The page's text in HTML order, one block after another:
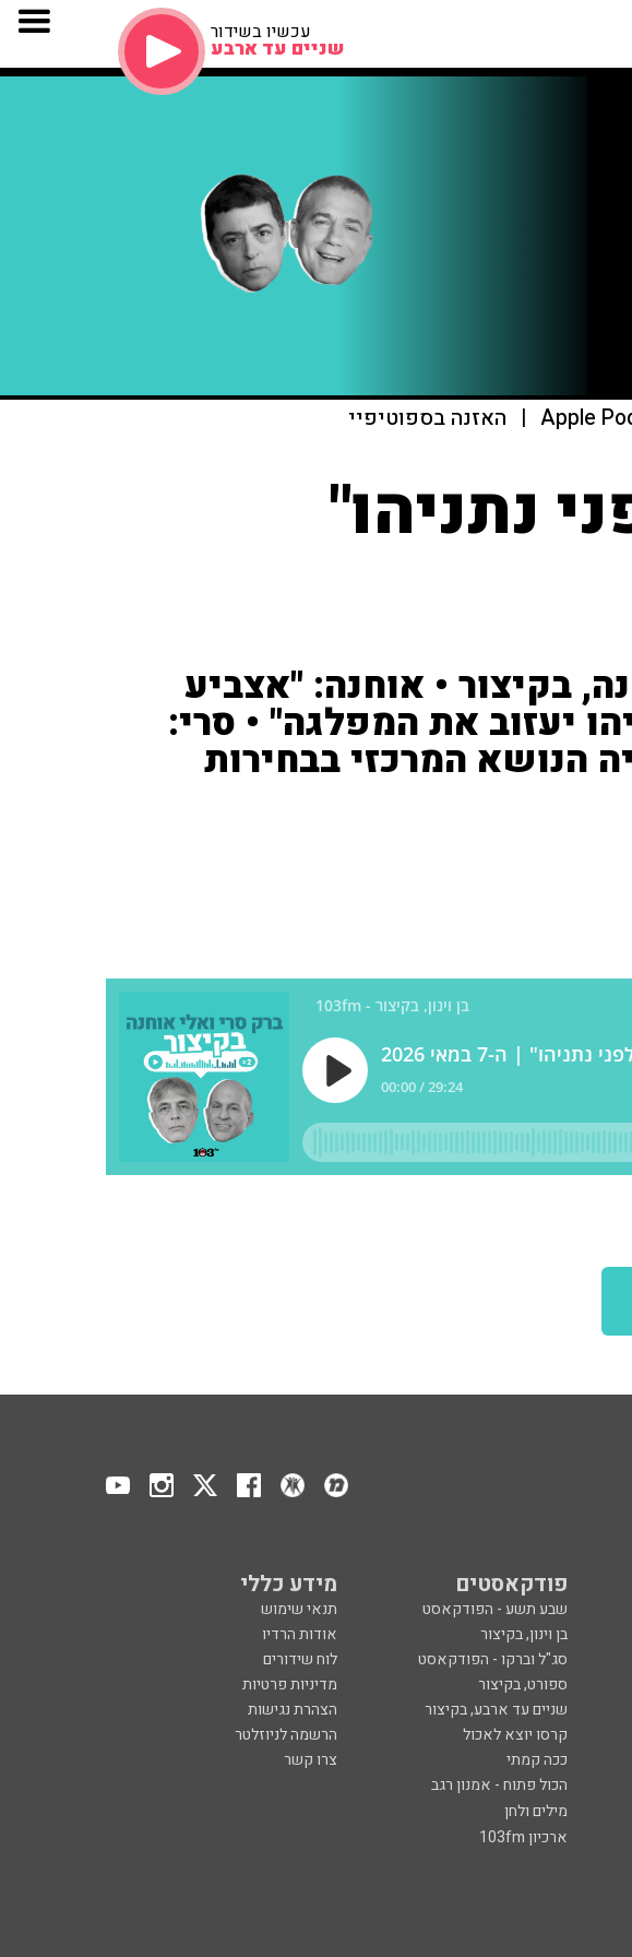
עכשיו בשידור
שניים עד ארבע
| האזנה בספוטיפיי
נתניהו"
בקיצור • אוחנה: "אצביע
יעזוב את המפלגה" • סרי:
הנושא המרכזי בבחירות
פודקאסטים מידע כללי
שבע תשע - הפודקאסט
תנאי שימוש
בן וינון, בקיצור
אודות הרדיו
סג"ל וברקו - הפודקאסט
לוח שידורים
ספורט, בקיצור
מדיניות פרטיות
שניים עד ארבע, בקיצור
הצהרת נגישות
קרסו יוצא לאכול
הרשמה לניוזלטר
ככה קמתי
צרו קשר
הכול פתוח - אמנון רגב
מילים ולחן
ארכיון 103fm